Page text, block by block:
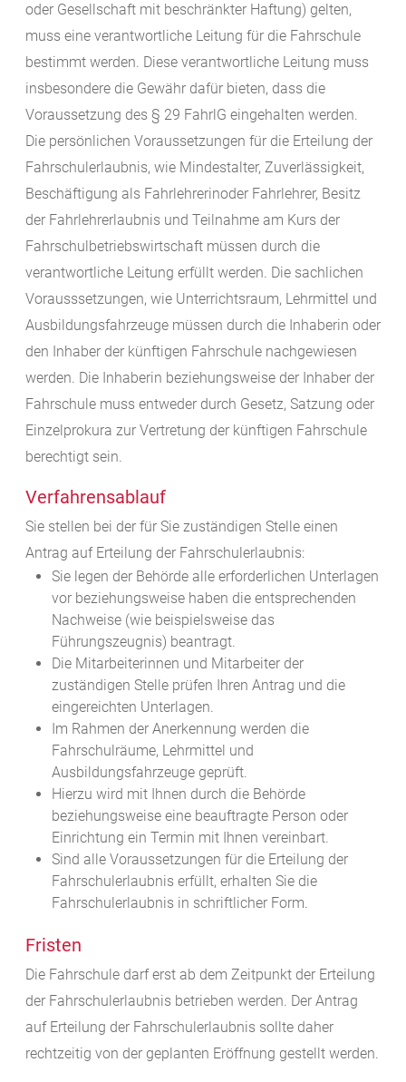
oder Gesellschaft mit beschränkter Haftung) gelten,
muss eine verantwortliche Leitung für die Fahrschule
bestimmt werden. Diese verantwortliche Leitung muss
insbesondere die Gewähr dafür bieten, dass die
Voraussetzung des § 29 FahrlG eingehalten werden.
Die persönlichen Voraussetzungen für die Erteilung der
Fahrschulerlaubnis, wie Mindestalter, Zuverlässigkeit,
Beschäftigung als Fahrlehrerinoder Fahrlehrer, Besitz
der Fahrlehrerlaubnis und Teilnahme am Kurs der
Fahrschulbetriebswirtschaft müssen durch die
verantwortliche Leitung erfüllt werden. Die sachlichen
Vorausssetzungen, wie Unterrichtsraum, Lehrmittel und
Ausbildungsfahrzeuge müssen durch die Inhaberin oder
den Inhaber der künftigen Fahrschule nachgewiesen
werden. Die Inhaberin beziehungsweise der Inhaber der
Fahrschule muss entweder durch Gesetz, Satzung oder
Einzelprokura zur Vertretung der künftigen Fahrschule
berechtigt sein.
Verfahrensablauf
Sie stellen bei der für Sie zuständigen Stelle einen
Antrag auf Erteilung der Fahrschulerlaubnis:
Sie legen der Behörde alle erforderlichen Unterlagen
vor beziehungsweise haben die entsprechenden
Nachweise (wie beispielsweise das
Führungszeugnis) beantragt.
Die Mitarbeiterinnen und Mitarbeiter der
zuständigen Stelle prüfen Ihren Antrag und die
eingereichten Unterlagen.
Im Rahmen der Anerkennung werden die
Fahrschulräume, Lehrmittel und
Ausbildungsfahrzeuge geprüft.
Hierzu wird mit Ihnen durch die Behörde
beziehungsweise eine beauftragte Person oder
Einrichtung ein Termin mit Ihnen vereinbart.
Sind alle Voraussetzungen für die Erteilung der
Fahrschulerlaubnis erfüllt, erhalten Sie die
Fahrschulerlaubnis in schriftlicher Form.
Fristen
Die Fahrschule darf erst ab dem Zeitpunkt der Erteilung
der Fahrschulerlaubnis betrieben werden. Der Antrag
auf Erteilung der Fahrschulerlaubnis sollte daher
rechtzeitig von der geplanten Eröffnung gestellt werden.